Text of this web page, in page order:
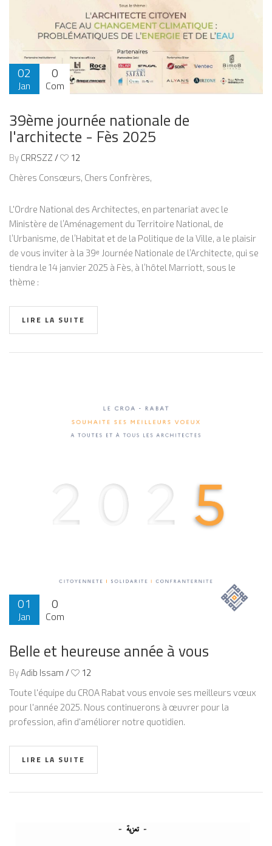
02
Jan
2025
0
Com
39ème journée nationale de
l'architecte - Fès 2025
ByCRRSZZ/ 12
Chères Consœurs, Chers Confrères,
L'Ordre National des Architectes, en partenariat avec le
Ministère de l’Aménagement du Territoire National, de
l’Urbanisme, de l’Habitat et de la Politique de la Ville, a le plaisir
de vous inviter à la 39ᵉ Journée Nationale de l’Architecte, qui se
tiendra le 14 janvier 2025 à Fès, à l’hôtel Marriott, sous le
thème :
LIRE LA SUITE
01
Jan
2025
0
Com
Belle et heureuse année à vous
ByAdib Issam/ 12
Toute l'équipe du CROA Rabat vous envoie ses meilleurs vœux
pour l'année 2025. Nous continuerons à œuvrer pour la
profession, afin d'améliorer notre quotidien.
LIRE LA SUITE